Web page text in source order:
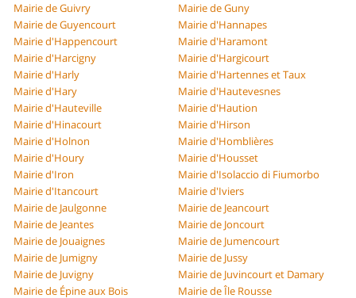
Mairie de Guivry
Mairie de Guny
Mairie de Guyencourt
Mairie d'Hannapes
Mairie d'Happencourt
Mairie d'Haramont
Mairie d'Harcigny
Mairie d'Hargicourt
Mairie d'Harly
Mairie d'Hartennes et Taux
Mairie d'Hary
Mairie d'Hautevesnes
Mairie d'Hauteville
Mairie d'Haution
Mairie d'Hinacourt
Mairie d'Hirson
Mairie d'Holnon
Mairie d'Homblières
Mairie d'Houry
Mairie d'Housset
Mairie d'Iron
Mairie d'Isolaccio di Fiumorbo
Mairie d'Itancourt
Mairie d'Iviers
Mairie de Jaulgonne
Mairie de Jeancourt
Mairie de Jeantes
Mairie de Joncourt
Mairie de Jouaignes
Mairie de Jumencourt
Mairie de Jumigny
Mairie de Jussy
Mairie de Juvigny
Mairie de Juvincourt et Damary
Mairie de Épine aux Bois
Mairie de Île Rousse